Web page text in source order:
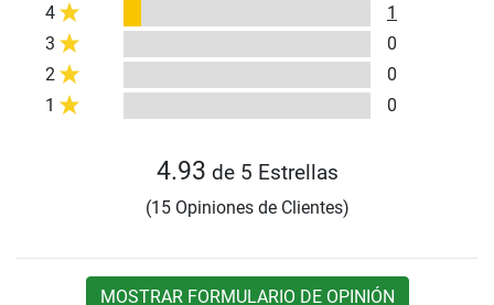
4
1
3
0
2
0
1
0
4.93 de 5 Estrellas
(15 Opiniones de Clientes)
MOSTRAR FORMULARIO DE OPINIÓN